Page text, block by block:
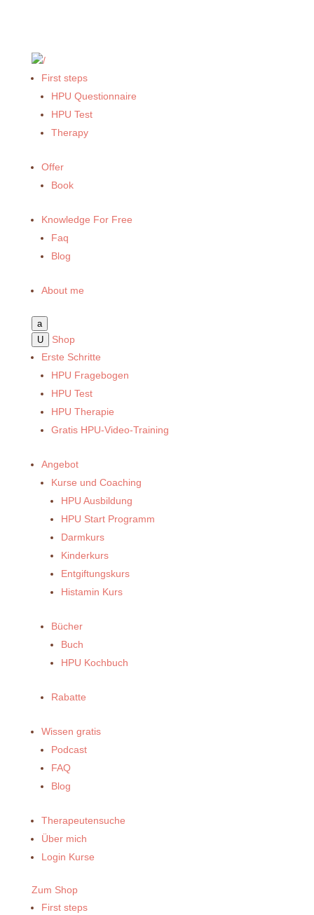
First steps
HPU Questionnaire
HPU Test
Therapy
Offer
Book
Knowledge For Free
Faq
Blog
About me
a
U
Shop
Erste Schritte
HPU Fragebogen
HPU Test
HPU Therapie
Gratis HPU-Video-Training
Angebot
Kurse und Coaching
HPU Ausbildung
HPU Start Programm
Darmkurs
Kinderkurs
Entgiftungskurs
Histamin Kurs
Bücher
Buch
HPU Kochbuch
Rabatte
Wissen gratis
Podcast
FAQ
Blog
Therapeutensuche
Über mich
Login Kurse
Zum Shop
First steps